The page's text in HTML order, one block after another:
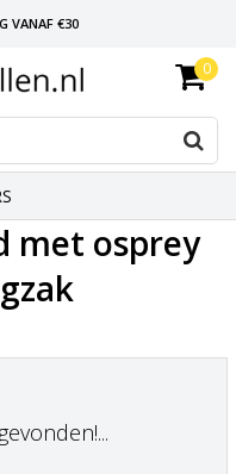
VANAF €30
RETOUR
0
met osprey